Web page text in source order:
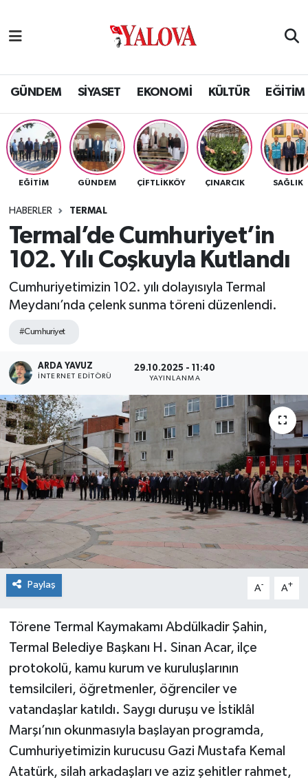
GÜNDEM SİYASET EKONOMİ KÜLTÜR EĞİTİM
EĞİTİM GÜNDEM ÇİFTLİKKÖY ÇINARCIK SAĞLIK
HABERLER TERMAL
Termal’de Cumhuriyet’in
102. Yılı Coşkuyla Kutlandı
Cumhuriyetimizin 102. yılı dolayısıyla Termal
Meydanı’nda çelenk sunma töreni düzenlendi.
#Cumhuriyet
ARDA YAVUZ
İNTERNET EDITÖRÜ
29.10.2025 - 11:40
YAYINLANMA
Paylaş A- A+
Törene Termal Kaymakamı Abdülkadir Şahin,
Termal Belediye Başkanı H. Sinan Acar, ilçe
protokolü, kamu kurum ve kuruluşlarının
temsilcileri, öğretmenler, öğrenciler ve
vatandaşlar katıldı. Saygı duruşu ve İstiklâl
Marşı’nın okunmasıyla başlayan programda,
Cumhuriyetimizin kurucusu Gazi Mustafa Kemal
Atatürk, silah arkadaşları ve aziz şehitler rahmet,
SİYASET
EKONOMİ
KÜLTÜR
BİLİM VE TEKNOLOJİ
ASAYİŞ
SAĞLIK
SPOR
ULUSAL
İLÇELERİMİZ
RESMİ İLAN
Yalova Nöbetçi Eczaneler
Yalova Hava Durumu
Yalova Namaz Vakitleri
Yalova Trafik Yoğunluk Haritası
Tüm Manşetler
Son Dakika Haberleri
Haber Arşivi